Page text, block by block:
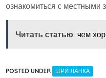
ознакомиться с местными
Читать статью чем
POSTED UNDER ШРИ ЛАНКА